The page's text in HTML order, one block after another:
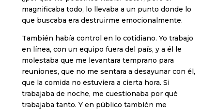
magnificaba todo, lo llevaba a un punto donde lo
que buscaba era destruirme emocionalmente.
También había control en lo cotidiano. Yo trabajo
en línea, con un equipo fuera del país, y a él le
molestaba que me levantara temprano para
reuniones, que no me sentara a desayunar con él,
que la comida no estuviera a cierta hora. Si
trabajaba de noche, me cuestionaba por qué
trabajaba tanto. Y en público también me